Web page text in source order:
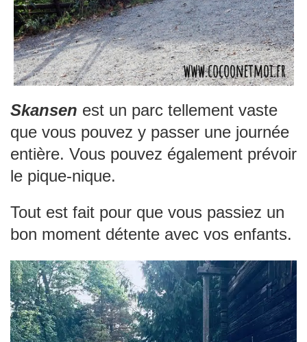
Skansen est un parc tellement vaste
que vous pouvez y passer une journée
entière. Vous pouvez également prévoir
le pique-nique.
Tout est fait pour que vous passiez un
bon moment détente avec vos enfants.